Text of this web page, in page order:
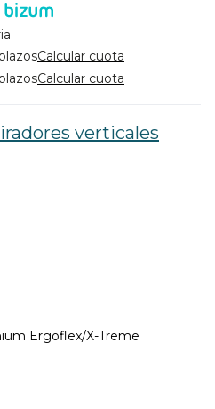
Calcular cuota
Calcular cuota
verticales
Ergoflex/X-Treme